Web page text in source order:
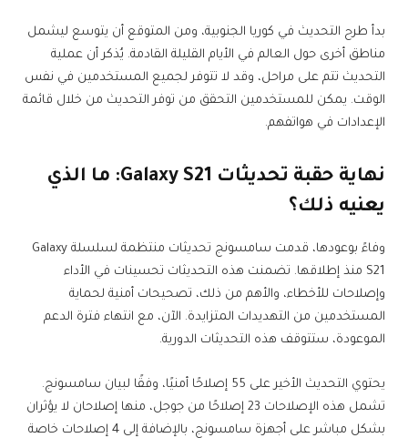
بدأ طرح التحديث في كوريا الجنوبية، ومن المتوقع أن يتوسع ليشمل
مناطق أخرى حول العالم في الأيام القليلة القادمة. يُذكر أن عملية
التحديث تتم على مراحل، وقد لا تتوفر لجميع المستخدمين في نفس
الوقت. يمكن للمستخدمين التحقق من توفر التحديث من خلال قائمة
الإعدادات في هواتفهم.
نهاية حقبة تحديثات Galaxy S21: ما الذي
يعنيه ذلك؟
وفاءً بوعودها، قدمت سامسونج تحديثات منتظمة لسلسلة Galaxy
S21 منذ إطلاقها. تضمنت هذه التحديثات تحسينات في الأداء
وإصلاحات للأخطاء، والأهم من ذلك، تصحيحات أمنية لحماية
المستخدمين من التهديدات المتزايدة. الآن، مع انتهاء فترة الدعم
الموعودة، ستتوقف هذه التحديثات الدورية.
يحتوي التحديث الأخير على 55 إصلاحًا أمنيًا، وفقًا لبيان سامسونج.
تشمل هذه الإصلاحات 23 إصلاحًا من جوجل، منها إصلاحان لا يؤثران
بشكل مباشر على أجهزة سامسونج، بالإضافة إلى 4 إصلاحات خاصة